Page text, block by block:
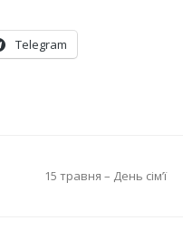
Telegram
15 травня – День сім’ї